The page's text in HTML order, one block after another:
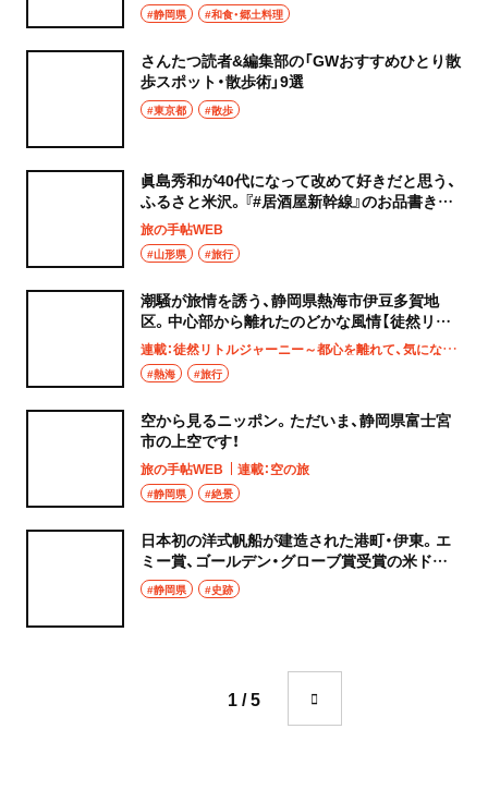
#静岡県 #和食・郷土料理
さんたつ読者&編集部の「GWおすすめひとり散
歩スポット・散歩術」9選
#東京都 #散歩
眞島秀和が40代になって改めて好きだと思う、
ふるさと米沢。『#居酒屋新幹線』のお品書きと
は？
旅の手帖WEB
#山形県 #旅行
潮騒が旅情を誘う、静岡県熱海市伊豆多賀地
区。中心部から離れたのどかな風情【徒然リト
ルジャーニー】
連載：徒然リトルジャーニー～都心を離れて、気になる土地へ
#熱海 #旅行
空から見るニッポン。ただいま、静岡県富士宮
市の上空です！
旅の手帖WEB 連載：空の旅
#静岡県 #絶景
日本初の洋式帆船が建造された港町・伊東。エ
ミー賞、ゴールデン・グローブ賞受賞の米ドラ
マ 『SHOGUN 将軍』ゆかりの地を歩く【前編】
#静岡県 #史跡
1 / 5